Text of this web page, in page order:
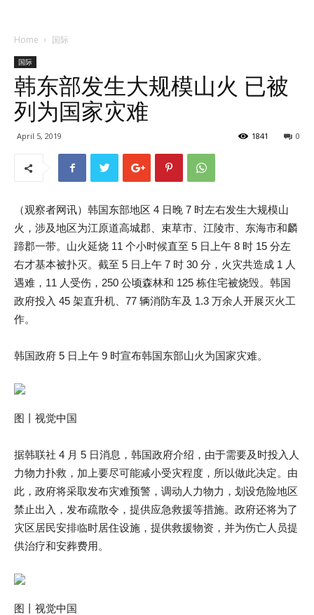
Home 国际
国际
韩东部发生大规模山火 已被
列为国家灾难
April 5, 2019 0
1841
（观察者网讯）韩国东部地区 4 日晚 7 时左右发生大规模山
火，涉及地区为江原道高城郡、束草市、江陵市、东海市和麟
蹄郡一带。山火延烧 11 个小时候直至 5 日上午 8 时 15 分左
右才基本被扑灭。截至 5 日上午 7 时 30 分，火灾共造成 1 人
遇难，11 人受伤，250 公顷森林和 125 栋住宅被烧毁。韩国
政府投入 45 架直升机、77 辆消防车及 1.3 万余人开展灭火工
作。
韩国政府 5 日上午 9 时宣布韩国东部山火为国家灾难。
图丨视觉中国
据韩联社 4 月 5 日消息，韩国政府介绍，由于需要及时投入人
力物力扑救，加上要尽可能减小受灾程度，所以做此决定。由
此，政府将采取发布灾难预警，调动人力物力，划设危险地区
禁止出入，发布疏散令，提供应急救援等措施。政府还将为了
灾区居民安排临时居住设施，提供救援物资，并为伤亡人员提
供治疗和安葬费用。
图丨视觉中国